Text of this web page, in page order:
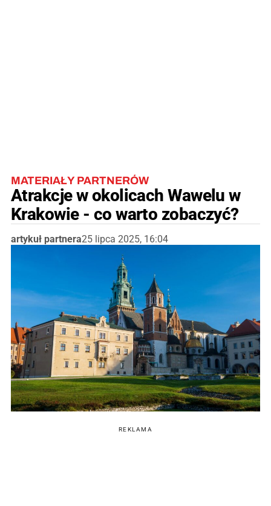
MATERIAŁY PARTNERÓW
Atrakcje w okolicach Wawelu w
Krakowie - co warto zobaczyć?
artykuł partnera25 lipca 2025, 16:04
REKLAMA